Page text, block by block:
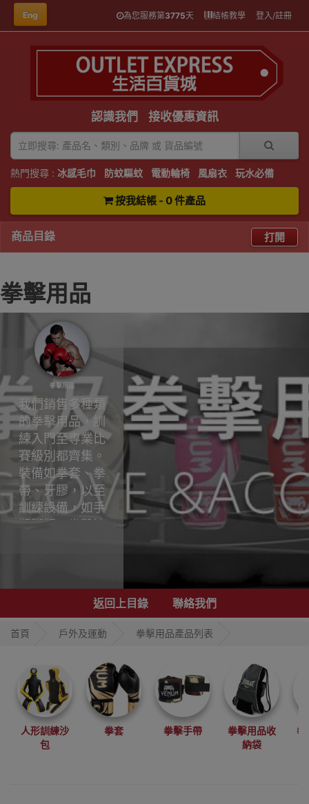
Eng 為您服務第3775天 結帳教學 登入/註冊
認識我們 接收優惠資訊
熱門搜尋 : 冰感毛巾 防蚊驅蚊 電動輪椅 風扇衣 玩水必備
按我結帳 - 0 件產品
商品目錄 打開
拳擊用品
拳擊用品
我們銷售多種類
的拳擊用品，訓
練入門至專業比
賽級別都齊集。
裝備如拳套、拳
帶、牙膠，以至
訓練設備，如手
靶腳靶、拳擊沙
腳踝、頭套、護
胸、護陰都有齊;
無論是訓練、教
Outlet Express
為VENUM香港授
權經銷商，同時
返回上目錄 聯絡我們
首頁 戶外及運動 拳擊用品產品列表
人形訓練沙
包
拳套 拳擊手帶
拳擊用品收
納袋
拳